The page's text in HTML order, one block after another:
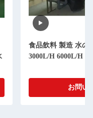
食品飲料 製造 水の
3000L/H 6000L/H
お問い